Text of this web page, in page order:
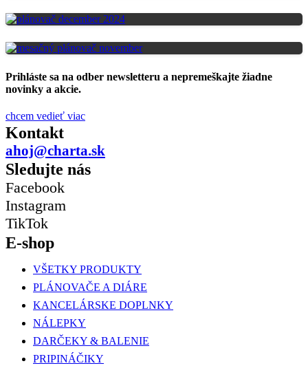
Prihláste sa na odber newsletteru a nepremeškajte žiadne
novinky a akcie.
chcem vedieť viac
Kontakt
ahoj@charta.sk
Sledujte nás
Facebook
Instagram
TikTok
E-shop
VŠETKY PRODUKTY
PLÁNOVAČE A DIÁRE
KANCELÁRSKE DOPLNKY
NÁLEPKY
DARČEKY & BALENIE
PRIPINÁČIKY